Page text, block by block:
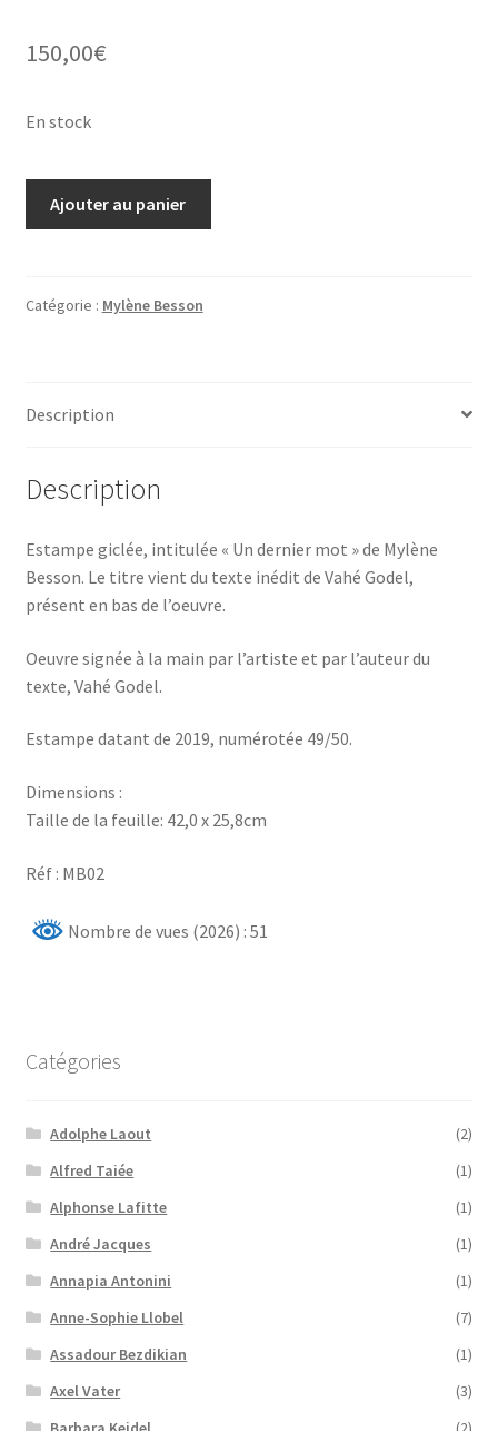
150,00€
En stock
estampe
mot"
Ajouter au panier
Catégorie : Mylène Besson
Description
Description
Estampe giclée, intitulée « Un dernier mot » de Mylène
Besson. Le titre vient du texte inédit de Vahé Godel,
présent en bas de l’oeuvre.
Oeuvre signée à la main par l’artiste et par l’auteur du
texte, Vahé Godel.
Estampe datant de 2019, numérotée 49/50.
Dimensions :
Taille de la feuille: 42,0 x 25,8cm
Réf : MB02
Nombre de vues (2026) : 51
Catégories
Adolphe Laout
(2)
Alfred Taiée
(1)
Alphonse Lafitte
(1)
André Jacques
(1)
Annapia Antonini
(1)
Anne-Sophie Llobel
(7)
Assadour Bezdikian
(1)
Axel Vater
(3)